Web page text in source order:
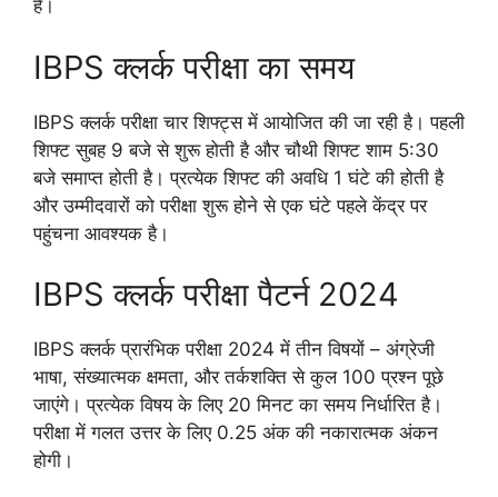
है।
IBPS क्लर्क परीक्षा का समय
IBPS क्लर्क परीक्षा चार शिफ्ट्स में आयोजित की जा रही है। पहली
शिफ्ट सुबह 9 बजे से शुरू होती है और चौथी शिफ्ट शाम 5:30
बजे समाप्त होती है। प्रत्येक शिफ्ट की अवधि 1 घंटे की होती है
और उम्मीदवारों को परीक्षा शुरू होने से एक घंटे पहले केंद्र पर
पहुंचना आवश्यक है।
IBPS क्लर्क परीक्षा पैटर्न 2024
IBPS क्लर्क प्रारंभिक परीक्षा 2024 में तीन विषयों – अंग्रेजी
भाषा, संख्यात्मक क्षमता, और तर्कशक्ति से कुल 100 प्रश्न पूछे
जाएंगे। प्रत्येक विषय के लिए 20 मिनट का समय निर्धारित है।
परीक्षा में गलत उत्तर के लिए 0.25 अंक की नकारात्मक अंकन
होगी।